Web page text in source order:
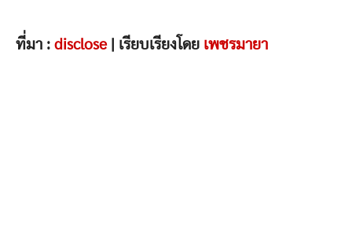
ที่มา : disclose| เรียบเรียงโดย เพชรมายา